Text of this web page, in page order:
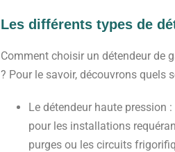
Les différents types de
Comment choisir un détendeur de
? Pour le savoir, découvrons quels
Le détendeur haute pression
pour les installations
purges ou les circuits